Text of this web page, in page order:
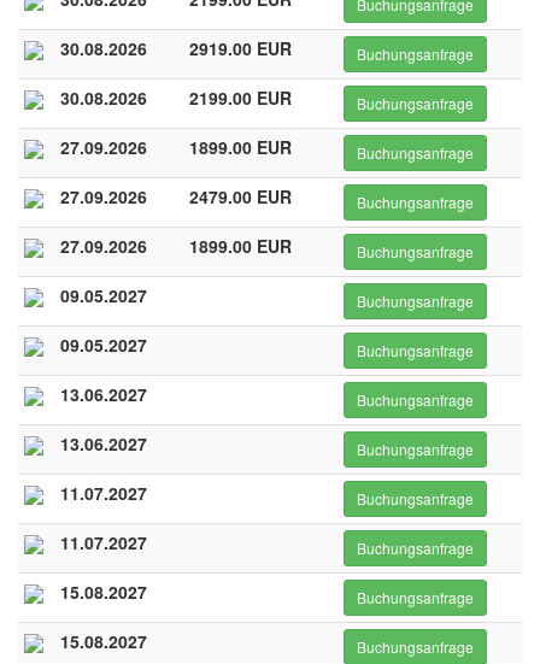
Buchungsanfrage
30.08.2026 2919.00 EUR Buchungsanfrage
30.08.2026 2199.00 EUR Buchungsanfrage
27.09.2026 1899.00 EUR Buchungsanfrage
27.09.2026 2479.00 EUR Buchungsanfrage
27.09.2026 1899.00 EUR Buchungsanfrage
09.05.2027 Buchungsanfrage
09.05.2027 Buchungsanfrage
13.06.2027 Buchungsanfrage
13.06.2027 Buchungsanfrage
11.07.2027 Buchungsanfrage
11.07.2027 Buchungsanfrage
15.08.2027 Buchungsanfrage
15.08.2027 Buchungsanfrage